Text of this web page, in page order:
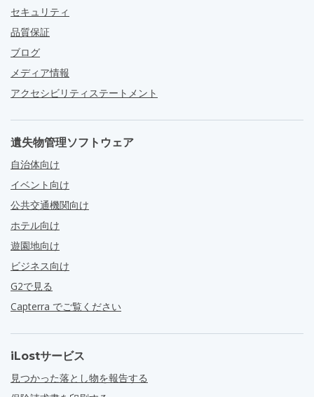
セキュリティ
品質保証
ブログ
メディア情報
アクセシビリティステートメント
遺失物管理ソフトウェア
自治体向け
イベント向け
公共交通機関向け
ホテル向け
遊園地向け
ビジネス向け
G2で見る
Capterra でご覧ください
iLostサービス
見つかった落とし物を報告する